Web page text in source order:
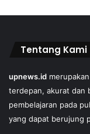
Tentang Kami
upnews.id
terdepan, akurat dan
pembelajaran pada
yang dapat berujung